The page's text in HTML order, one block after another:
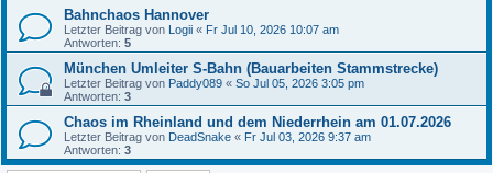
Bahnchaos Hannover
Letzter Beitrag von Logii « Fr Jul 10, 2026 10:07 am
Antworten: 5
München Umleiter S-Bahn (Bauarbeiten Stammstrecke)
Letzter Beitrag von Paddy089 « So Jul 05, 2026 3:05 pm
Antworten: 3
Chaos im Rheinland und dem Niederrhein am 01.07.2026
Letzter Beitrag von DeadSnake « Fr Jul 03, 2026 9:37 am
Antworten: 3